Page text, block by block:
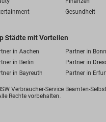
Gesundheit
Städte mit Vorteilen
in Aachen Partner in Bonn
in Berlin
Partner in
in Bayreuth
Partner in
Verbraucher-Service Beamten-
Rechte vorbehalten.